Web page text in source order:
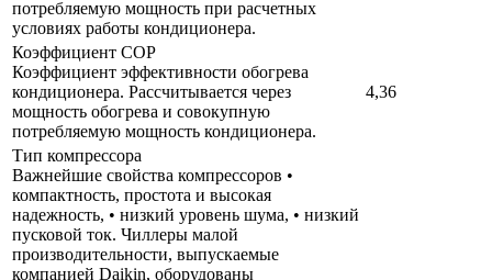
потребляемую мощность при расчетных
условиях работы кондиционера.
Коэффициент COP
Коэффициент эффективности обогрева
кондиционера. Рассчитывается через
мощность обогрева и совокупную
потребляемую мощность кондиционера.
4,36
Тип компрессора
Важнейшие свойства компрессоров •
компактность, простота и высокая
надежность, • низкий уровень шума, • низкий
пусковой ток. Чиллеры малой
производительности, выпускаемые
компанией Daikin, оборудованы